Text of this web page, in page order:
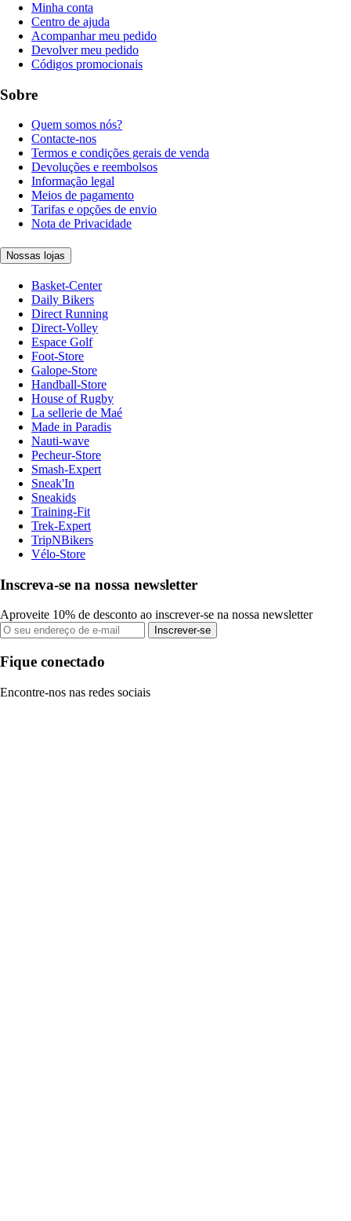
Minha conta
Centro de ajuda
Acompanhar meu pedido
Devolver meu pedido
Códigos promocionais
Sobre
Quem somos nós?
Contacte-nos
Termos e condições gerais de venda
Devoluções e reembolsos
Informação legal
Meios de pagamento
Tarifas e opções de envio
Nota de Privacidade
Nossas lojas
Basket-Center
Daily Bikers
Direct Running
Direct-Volley
Espace Golf
Foot-Store
Galope-Store
Handball-Store
House of Rugby
La sellerie de Maé
Made in Paradis
Nauti-wave
Pecheur-Store
Smash-Expert
Sneak'In
Sneakids
Training-Fit
Trek-Expert
TripNBikers
Vélo-Store
Inscreva-se na nossa newsletter
Aproveite 10% de desconto ao inscrever-se na nossa newsletter
Inscrever-se
Fique conectado
Encontre-nos nas redes sociais